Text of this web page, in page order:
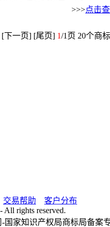
>>>点击
下一页] [尾页] 1/1页 20个商
交易帮助
客户分布
rights reserved.
国家知识产权局商标局备案